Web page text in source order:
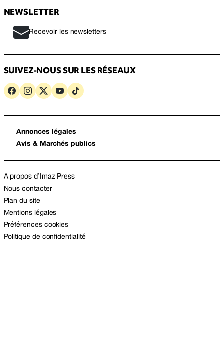
NEWSLETTER
Recevoir les newsletters
SUIVEZ-NOUS SUR LES RÉSEAUX
Annonces légales
Avis & Marchés publics
A propos d’Imaz Press
Nous contacter
Plan du site
Mentions légales
Préférences cookies
Politique de confidentialité